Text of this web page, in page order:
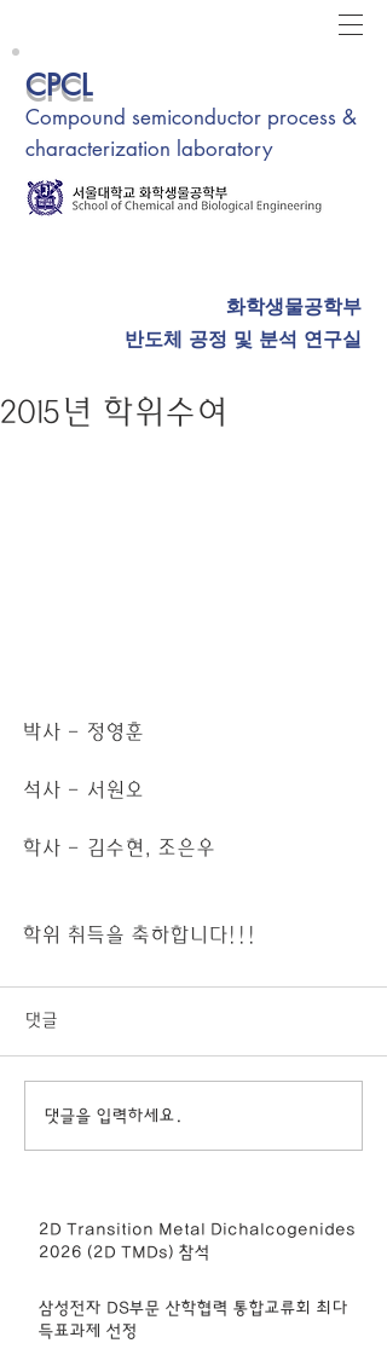
CPCL
Compound semiconductor process &
characterization laboratory
화학생물공학부
반도체 공정 및 분석 연구실
2015년 학위수여
박사 - 정영훈
석사 - 서원오
학사 - 김수현, 조은우
학위 취득을 축하합니다!!!
댓글
댓글을 입력하세요.
2D Transition Metal Dichalcogenides
2026 (2D TMDs) 참석
삼성전자 DS부문 산학협력 통합교류회 최다
득표과제 선정